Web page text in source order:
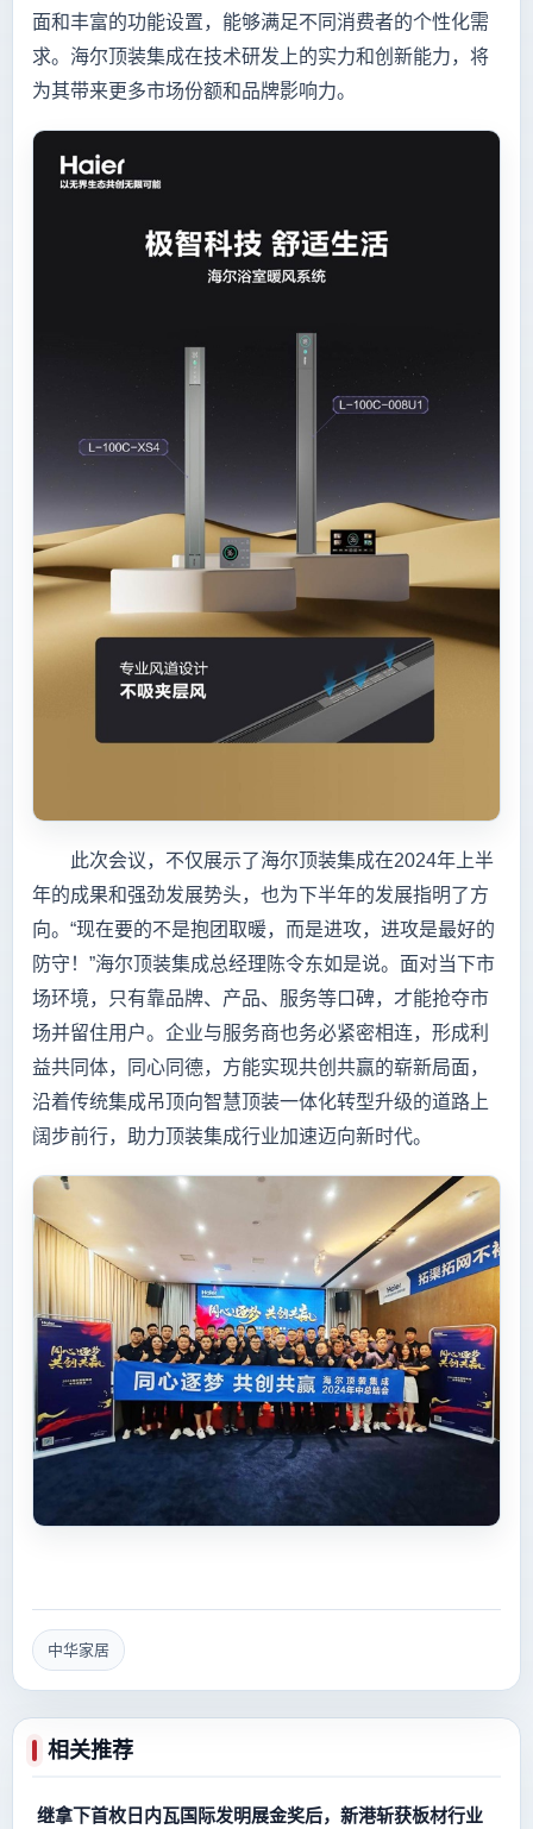
面和丰富的功能设置，能够满足不同消费者的个性化需
求。海尔顶装集成在技术研发上的实力和创新能力，将
为其带来更多市场份额和品牌影响力。
此次会议，不仅展示了海尔顶装集成在2024年上半
年的成果和强劲发展势头，也为下半年的发展指明了方
向。“现在要的不是抱团取暖，而是进攻，进攻是最好的
防守！”海尔顶装集成总经理陈令东如是说。面对当下市
场环境，只有靠品牌、产品、服务等口碑，才能抢夺市
场并留住用户。企业与服务商也务必紧密相连，形成利
益共同体，同心同德，方能实现共创共赢的崭新局面，
沿着传统集成吊顶向智慧顶装一体化转型升级的道路上
阔步前行，助力顶装集成行业加速迈向新时代。
中华家居
相关推荐
继拿下首枚日内瓦国际发明展金奖后，新港斩获板材行业